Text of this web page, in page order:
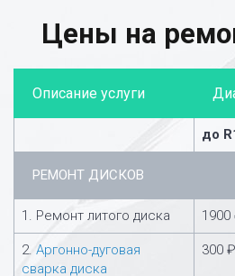
Цены на
Описание услуги
до
РЕМОНТ ДИСКОВ
1. Ремонт литого диска 1900
2. Аргонно-дуговая
сварка диска
300